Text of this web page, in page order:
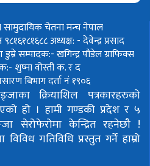
सामुदायिक चेतना मन्च नेपाल
अध्यक्ष: - देवेन्द्र प्रसाद
सम्पादक:- खगिन्द्र पौडेलग्राफिक्स
शुष्मा वोस्तीक. र द
बिभाग दर्ता नं १९०६
क्रियाशिल पत्रकारहरुको
हो । हामी गण्डकी प्रदेश र ५
सेरोफेरोमा केन्द्रित रहनेछौ !
गतिविधि प्रस्तुत गर्ने हाम्रो